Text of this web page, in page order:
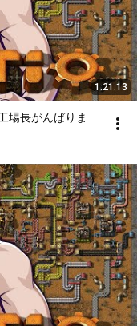
1:21:13
場長がんばりま